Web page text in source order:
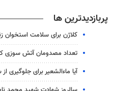
پربازدیدترین ها
کلاژن برای سلامت استخوان
تعداد مصدومان آتش سوزی کارخانه
آیا ماءالشعیر برای